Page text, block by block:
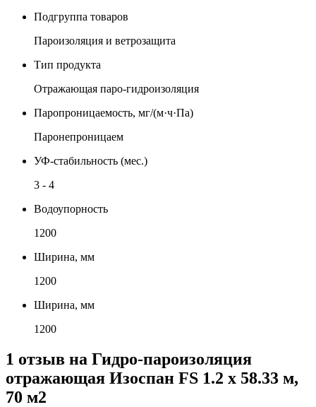
Подгруппа товаров
Пароизоляция и ветрозащита
Тип продукта
Отражающая паро-гидроизоляция
Паропроницаемость, мг/(м·ч·Па)
Паронепроницаем
УФ-стабильность (мес.)
3 - 4
Водоупорность
1200
Ширина, мм
1200
Ширина, мм
1200
1 отзыв на Гидро-пароизоляция
отражающая Изоспан FS 1.2 х 58.33 м,
70 м2